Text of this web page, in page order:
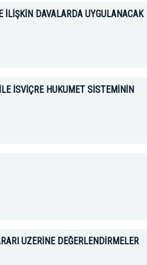
İLİŞKİN DAVALARDA UYGULANACAK
İSVİÇRE HÜKÜMET SİSTEMİNİN
ÜZERİNE DEĞERLENDİRMELER